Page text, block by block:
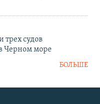
судов
Черном море
БОЛЬШЕ